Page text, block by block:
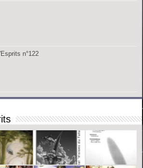
n°122